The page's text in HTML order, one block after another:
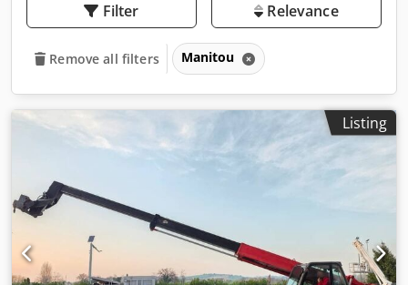
Filter Relevance
Remove all filters Manitou
Listing